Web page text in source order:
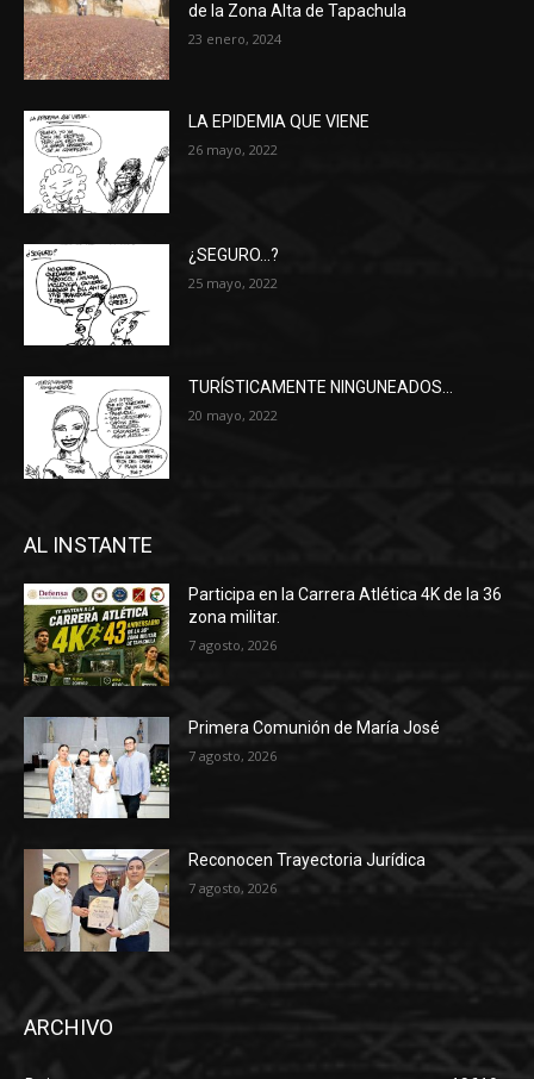
de la Zona Alta de Tapachula
23 enero, 2024
LA EPIDEMIA QUE VIENE
26 mayo, 2022
¿SEGURO…?
25 mayo, 2022
TURÍSTICAMENTE NINGUNEADOS…
20 mayo, 2022
AL INSTANTE
Participa en la Carrera Atlética 4K de la 36
zona militar.
7 agosto, 2026
Primera Comunión de María José
7 agosto, 2026
Reconocen Trayectoria Jurídica
7 agosto, 2026
ARCHIVO